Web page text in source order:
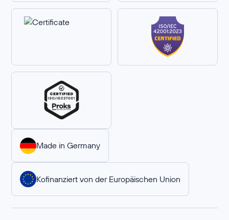
Made in Germany
Kofinanziert von der Europäischen Union